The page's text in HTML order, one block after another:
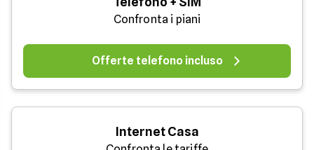
Confronta i piani
Offerte telefono incluso
Internet Casa